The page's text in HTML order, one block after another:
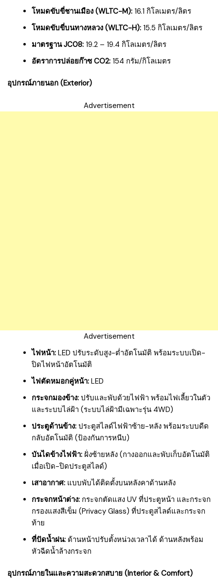
โหมดขับขี่ชานเมือง (WLTC-M): 16.1 กิโลเมตร/ลิตร
โหมดขับขี่บนทางหลวง (WLTC-H): 15.5 กิโลเมตร/ลิตร
มาตรฐาน JC08: 19.2 – 19.4 กิโลเมตร/ลิตร
อัตราการปล่อยก๊าซ CO2: 154 กรัม/กิโลเมตร
อุปกรณ์ภายนอก (Exterior)
Advertisement
Advertisement
ไฟหน้า: LED ปรับระดับสูง-ต่ำอัตโนมัติ พร้อมระบบเปิด-
ปิดไฟหน้าอัตโนมัติ
ไฟตัดหมอกคู่หน้า: LED
กระจกมองข้าง: ปรับและพับด้วยไฟฟ้า พร้อมไฟเลี้ยวในตัว
และระบบไล่ฝ้า (ระบบไล่ฝ้ามีเฉพาะรุ่น 4WD)
ประตูด้านข้าง: ประตูสไลด์ไฟฟ้าซ้าย-หลัง พร้อมระบบดีด
กลับอัตโนมัติ (ป้องกันการหนีบ)
บันไดข้างไฟฟ้า: ฝั่งซ้ายหลัง (กางออกและพับเก็บอัตโนมัติ
เมื่อเปิด-ปิดประตูสไลด์)
เสาอากาศ: แบบพับได้ติดตั้งบนหลังคาด้านหลัง
กระจกหน้าต่าง: กระจกตัดแสง UV ที่ประตูหน้า และกระจก
กรองแสงสีเข็ม (Privacy Glass) ที่ประตูสไลด์และกระจก
ท้าย
ที่ปัดน้ำฝน: ด้านหน้าปรับตั้งหน่วงเวลาได้ ด้านหลังพร้อม
หัวฉีดน้ำล้างกระจก
อุปกรณ์ภายในและความสะดวกสบาย (Interior & Comfort)